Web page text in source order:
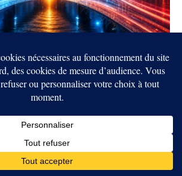
2026 PAR MOSENGO LÉON
Unis et le Royaume-
leurs règles sur
rapprochent leurs politiques crypto afin
des règles sur les stablecoins.